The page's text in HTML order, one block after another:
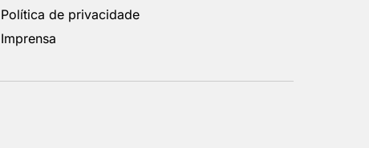
Política de privacidade
Imprensa